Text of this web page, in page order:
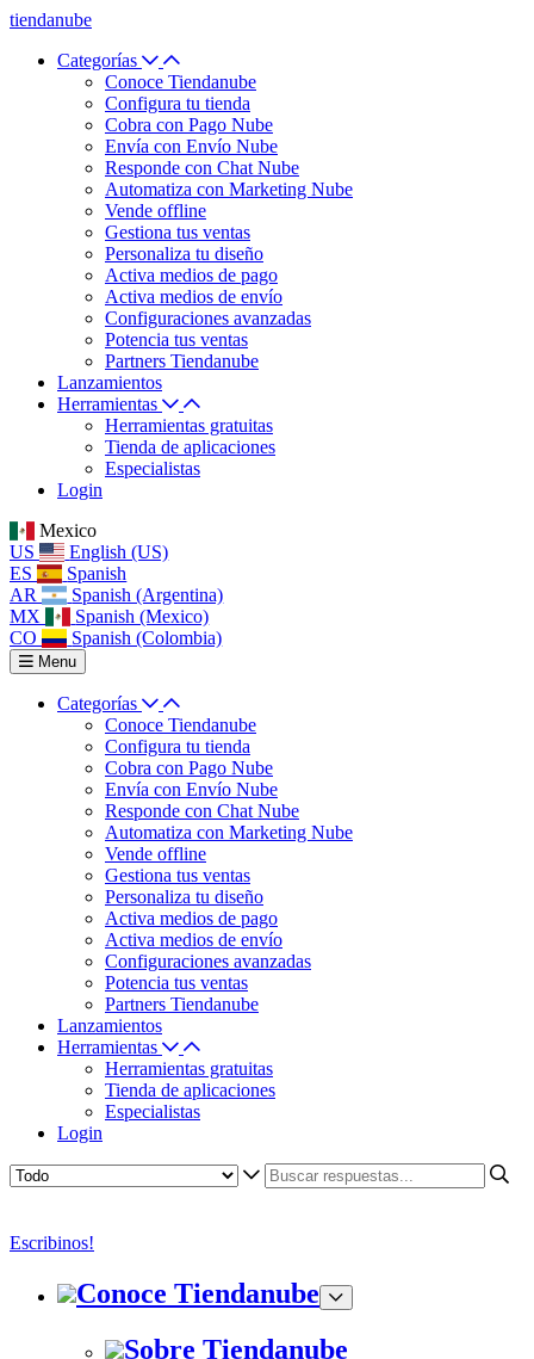
tiendanube
Categorías
Conoce Tiendanube
Configura tu tienda
Cobra con Pago Nube
Envía con Envío Nube
Responde con Chat Nube
Automatiza con Marketing Nube
Vende offline
Gestiona tus ventas
Personaliza tu diseño
Activa medios de pago
Activa medios de envío
Configuraciones avanzadas
Potencia tus ventas
Partners Tiendanube
Lanzamientos
Herramientas
Herramientas gratuitas
Tienda de aplicaciones
Especialistas
Login
Mexico
US
English (US)
ES
Spanish
AR
Spanish (Argentina)
MX
Spanish (Mexico)
CO
Spanish (Colombia)
Menu
Categorías
Conoce Tiendanube
Configura tu tienda
Cobra con Pago Nube
Envía con Envío Nube
Responde con Chat Nube
Automatiza con Marketing Nube
Vende offline
Gestiona tus ventas
Personaliza tu diseño
Activa medios de pago
Activa medios de envío
Configuraciones avanzadas
Potencia tus ventas
Partners Tiendanube
Lanzamientos
Herramientas
Herramientas gratuitas
Tienda de aplicaciones
Especialistas
Login
Escribinos!
Conoce Tiendanube
Sobre Tiendanube